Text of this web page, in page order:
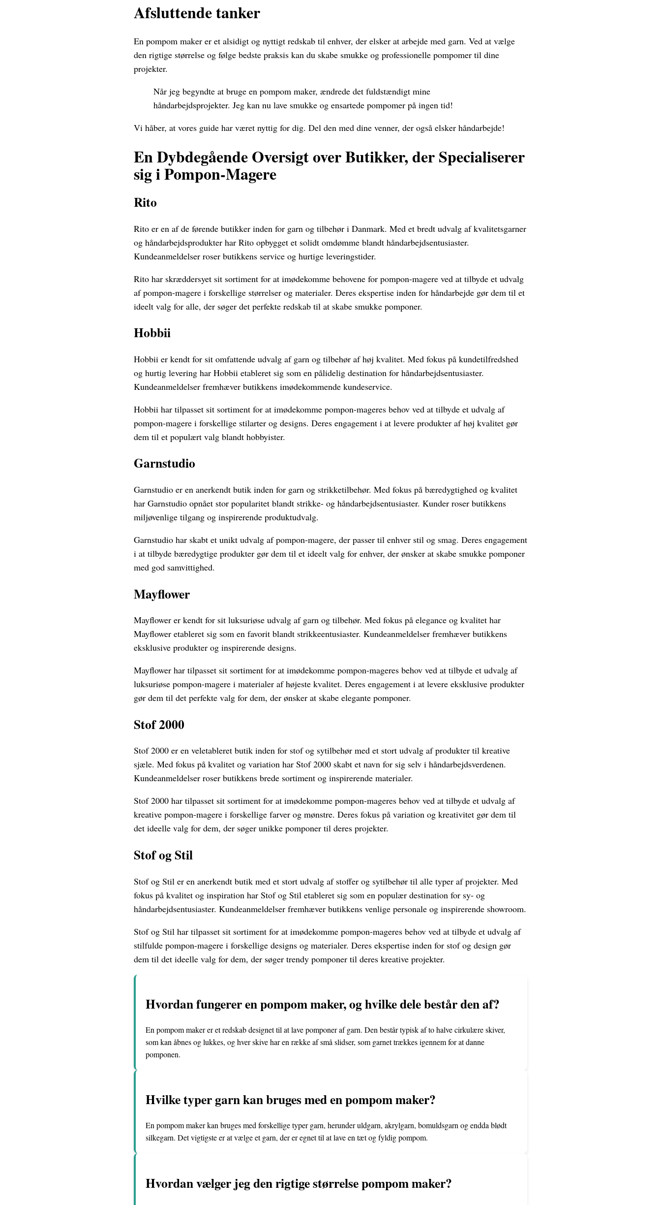
Afsluttende tanker
En pompom maker er et alsidigt og nyttigt redskab til enhver, der elsker at arbejde med garn. Ved at vælge
den rigtige størrelse og følge bedste praksis kan du skabe smukke og professionelle pompomer til dine
projekter.
Når jeg begyndte at bruge en pompom maker, ændrede det fuldstændigt mine
håndarbejdsprojekter. Jeg kan nu lave smukke og ensartede pompomer på ingen tid!
Vi håber, at vores guide har været nyttig for dig. Del den med dine venner, der også elsker håndarbejde!
En Dybdegående Oversigt over Butikker, der Specialiserer
sig i Pompon-Magere
Rito
Rito er en af de førende butikker inden for garn og tilbehør i Danmark. Med et bredt udvalg af kvalitetsgarner
og håndarbejdsprodukter har Rito opbygget et solidt omdømme blandt håndarbejdsentusiaster.
Kundeanmeldelser roser butikkens service og hurtige leveringstider.
Rito har skræddersyet sit sortiment for at imødekomme behovene for pompon-magere ved at tilbyde et udvalg
af pompon-magere i forskellige størrelser og materialer. Deres ekspertise inden for håndarbejde gør dem til et
ideelt valg for alle, der søger det perfekte redskab til at skabe smukke pomponer.
Hobbii
Hobbii er kendt for sit omfattende udvalg af garn og tilbehør af høj kvalitet. Med fokus på kundetilfredshed
og hurtig levering har Hobbii etableret sig som en pålidelig destination for håndarbejdsentusiaster.
Kundeanmeldelser fremhæver butikkens imødekommende kundeservice.
Hobbii har tilpasset sit sortiment for at imødekomme pompon-mageres behov ved at tilbyde et udvalg af
pompon-magere i forskellige stilarter og designs. Deres engagement i at levere produkter af høj kvalitet gør
dem til et populært valg blandt hobbyister.
Garnstudio
Garnstudio er en anerkendt butik inden for garn og strikketilbehør. Med fokus på bæredygtighed og kvalitet
har Garnstudio opnået stor popularitet blandt strikke- og håndarbejdsentusiaster. Kunder roser butikkens
miljøvenlige tilgang og inspirerende produktudvalg.
Garnstudio har skabt et unikt udvalg af pompon-magere, der passer til enhver stil og smag. Deres engagement
i at tilbyde bæredygtige produkter gør dem til et ideelt valg for enhver, der ønsker at skabe smukke pomponer
med god samvittighed.
Mayflower
Mayflower er kendt for sit luksuriøse udvalg af garn og tilbehør. Med fokus på elegance og kvalitet har
Mayflower etableret sig som en favorit blandt strikkeentusiaster. Kundeanmeldelser fremhæver butikkens
eksklusive produkter og inspirerende designs.
Mayflower har tilpasset sit sortiment for at imødekomme pompon-mageres behov ved at tilbyde et udvalg af
luksuriøse pompon-magere i materialer af højeste kvalitet. Deres engagement i at levere eksklusive produkter
gør dem til det perfekte valg for dem, der ønsker at skabe elegante pomponer.
Stof 2000
Stof 2000 er en veletableret butik inden for stof og sytilbehør med et stort udvalg af produkter til kreative
sjæle. Med fokus på kvalitet og variation har Stof 2000 skabt et navn for sig selv i håndarbejdsverdenen.
Kundeanmeldelser roser butikkens brede sortiment og inspirerende materialer.
Stof 2000 har tilpasset sit sortiment for at imødekomme pompon-mageres behov ved at tilbyde et udvalg af
kreative pompon-magere i forskellige farver og mønstre. Deres fokus på variation og kreativitet gør dem til
det ideelle valg for dem, der søger unikke pomponer til deres projekter.
Stof og Stil
Stof og Stil er en anerkendt butik med et stort udvalg af stoffer og sytilbehør til alle typer af projekter. Med
fokus på kvalitet og inspiration har Stof og Stil etableret sig som en populær destination for sy- og
håndarbejdsentusiaster. Kundeanmeldelser fremhæver butikkens venlige personale og inspirerende showroom.
Stof og Stil har tilpasset sit sortiment for at imødekomme pompon-mageres behov ved at tilbyde et udvalg af
stilfulde pompon-magere i forskellige designs og materialer. Deres ekspertise inden for stof og design gør
dem til det ideelle valg for dem, der søger trendy pomponer til deres kreative projekter.
Hvordan fungerer en pompom maker, og hvilke dele består den af?
En pompom maker er et redskab designet til at lave pomponer af garn. Den består typisk af to halve cirkulære skiver,
som kan åbnes og lukkes, og hver skive har en række af små slidser, som garnet trækkes igennem for at danne
pomponen.
Hvilke typer garn kan bruges med en pompom maker?
En pompom maker kan bruges med forskellige typer garn, herunder uldgarn, akrylgarn, bomuldsgarn og endda blødt
silkegarn. Det vigtigste er at vælge et garn, der er egnet til at lave en tæt og fyldig pompom.
Hvordan vælger jeg den rigtige størrelse pompom maker?